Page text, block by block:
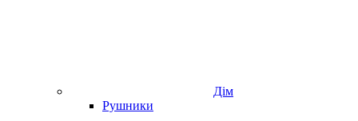
Дім
Рушники